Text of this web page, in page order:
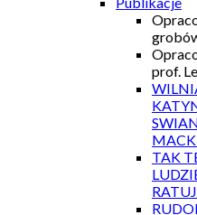
prof.
TAK